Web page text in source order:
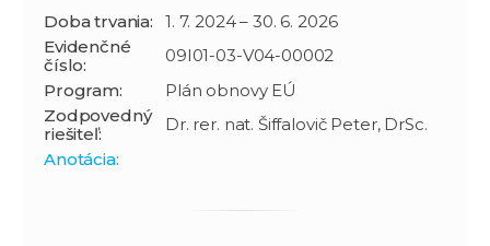
Doba trvania:
1. 7. 2024 – 30. 6. 2026
Evidenčné
číslo:
09I01-03-V04-00002
Program:
Plán obnovy EÚ
Zodpovedný
riešiteľ:
Dr. rer. nat. Šiffalovič Peter, DrSc.
Anotácia: